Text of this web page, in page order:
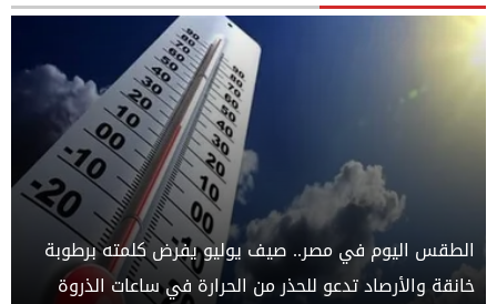
الطقس اليوم في مصر.. صيف يوليو يفرض كلمته برطوبة
خانقة والأرصاد تدعو للحذر من الحرارة في ساعات الذروة